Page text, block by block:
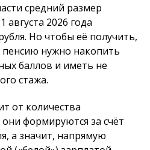
средний размер
августа 2026 года
Но чтобы её получить,
нужно накопить
баллов и иметь не
стажа.
от количества
формируются за счёт
а значит, напрямую